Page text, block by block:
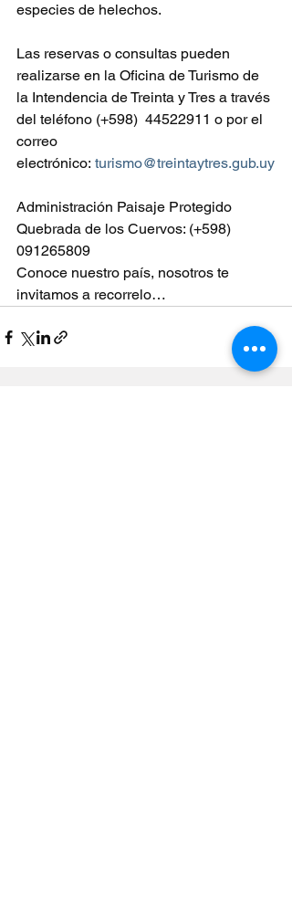
especies de helechos.
Las reservas o consultas pueden
realizarse en la Oficina de Turismo de
la Intendencia de Treinta y Tres a través
del teléfono (+598)  44522911 o por el
correo
electrónico: turismo@treintaytres.gub.uy
Administración Paisaje Protegido
Quebrada de los Cuervos: (+598)
091265809
Conoce nuestro país, nosotros te
invitamos a recorrelo…